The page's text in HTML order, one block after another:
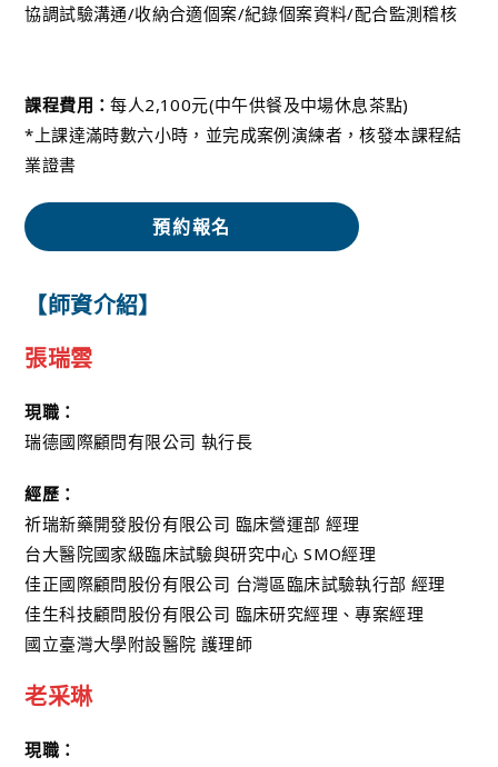
協調試驗溝通/收納合適個案/紀錄個案資料/配合監測稽核
課程費用：每人2,100元(中午供餐及中場休息茶點)
*上課達滿時數六小時，並完成案例演練者，核發本課程結
業證書
預約報名
【師資介紹】
張瑞雲
現職：
瑞德國際顧問有限公司 執行長
經歷：
祈瑞新藥開發股份有限公司 臨床營運部 經理
台大醫院國家級臨床試驗與研究中心 SMO經理
佳正國際顧問股份有限公司 台灣區臨床試驗執行部 經理
佳生科技顧問股份有限公司 臨床研究經理、專案經理
國立臺灣大學附設醫院 護理師
老采琳
現職：